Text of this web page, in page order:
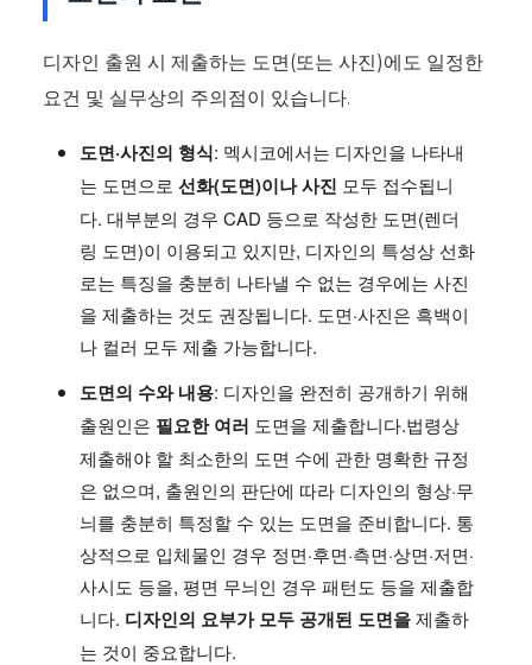
디자인 출원 시 제출하는 도면(또는 사진)에도 일정한
요건 및 실무상의 주의점이 있습니다.
도면·사진의 형식: 멕시코에서는 디자인을 나타내
는 도면으로선화(도면)이나 사진 모두 접수됩니
다. 대부분의 경우 CAD 등으로 작성한 도면(렌더
링 도면)이 이용되고 있지만, 디자인의 특성상 선화
로는 특징을 충분히 나타낼 수 없는 경우에는 사진
을 제출하는 것도 권장됩니다. 도면·사진은 흑백이
나 컬러 모두 제출 가능합니다.
도면의 수와 내용: 디자인을 완전히 공개하기 위해
출원인은 필요한 여러 도면을 제출합니다.법령상
제출해야 할 최소한의 도면 수에 관한 명확한 규정
은 없으며, 출원인의 판단에 따라 디자인의 형상·무
늬를 충분히 특정할 수 있는 도면을 준비합니다. 통
상적으로 입체물인 경우 정면·후면·측면·상면·저면·
사시도 등을, 평면 무늬인 경우 패턴도 등을 제출합
니다. 디자인의 요부가 모두 공개된 도면을제출하
는 것이 중요합니다.